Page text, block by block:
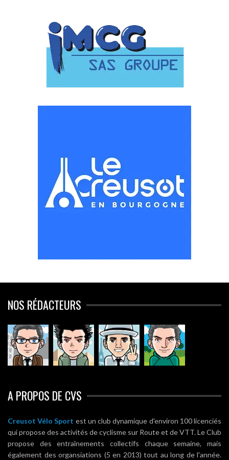
NOS RÉDACTEURS
A PROPOS DE CVS
Creusot Vélo Sport est un club dynamique d'environ 100 licenciés
qui propose des activités de cyclisme sur Route et de VTT. Le Club
propose des entraînements collectifs chaque semaine, mais
également des organsiations (5 en 2013) tout au long de l'année.